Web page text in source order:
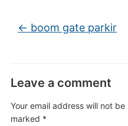
← boom gate parkir
Leave a comment
Your email address will not be
marked *